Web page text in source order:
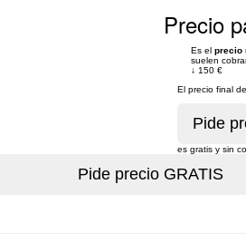
Precio
Es el precio
suelen
↓ 150 €
El precio final
es gratis y sin